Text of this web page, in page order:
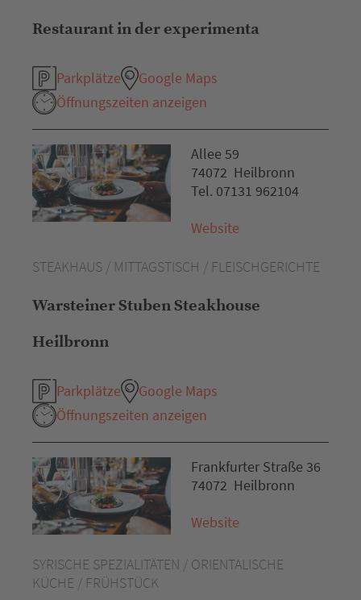
Restaurant in der experimenta
Parkplätze
Google Maps
Öffnungszeiten anzeigen
STEAKHAUS / MITTAGSTISCH / FLEISCHGERICHTE
Warsteiner Stuben Steakhouse
Heilbronn
Parkplätze
Google Maps
Öffnungszeiten anzeigen
Allee 59
74072 Heilbronn
Tel. 07131 962104
Website
SYRISCHE SPEZIALITÄTEN / ORIENTALISCHE
KÜCHE / FRÜHSTÜCK
Frankfurter Straße 36
74072 Heilbronn
Website